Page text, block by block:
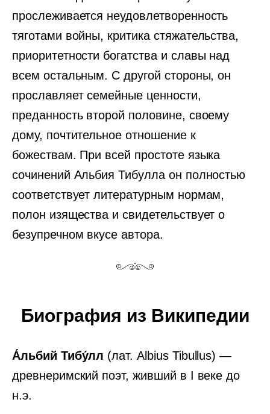
прослеживается неудовлетворенность
тяготами войны, критика стяжательства,
приоритетности богатства и славы над
всем остальным. С другой стороны, он
прославляет семейные ценности,
преданность второй половине, своему
дому, почтительное отношение к
божествам. При всей простоте языка
сочинений Альбия Тибулла он полностью
соответствует литературным нормам,
полон изящества и свидетельствует о
безупречном вкусе автора.
Биография из Википедии
А́льбий Тибу́лл (лат. Albius Tibullus) —
древнеримский поэт, живший в I веке до
н.э.